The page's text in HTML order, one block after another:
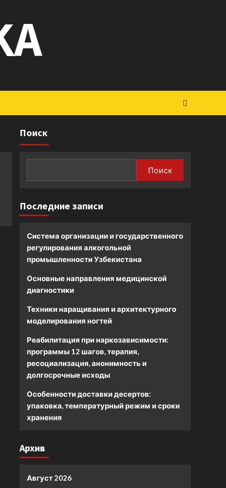
Поиск
Поиск
Последние записи
Система организации и государственного
регулирования алкогольной
промышленности Узбекистана
Основные направления медицинской
диагностики
Техники наращивания и архитектурного
моделирования ногтей
Реабилитация при наркозависимости:
программы 12 шагов, терапия,
ресоциализация, анонимность и
долгосрочные исходы
Особенности доставки десертов:
упаковка, температурный режим и сроки
хранения
Архив
Август 2026